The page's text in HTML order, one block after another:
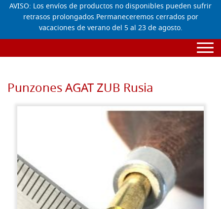
AVISO: Los envíos de productos no disponibles pueden sufrir
retrasos prolongados.Permaneceremos cerrados por
vacaciones de verano del 5 al 23 de agosto.
Punzones AGAT ZUB Rusia